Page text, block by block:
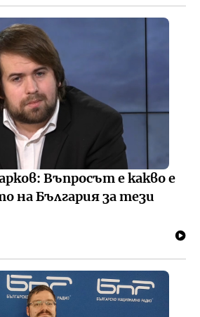
Въпросът е какво е
на България за тези